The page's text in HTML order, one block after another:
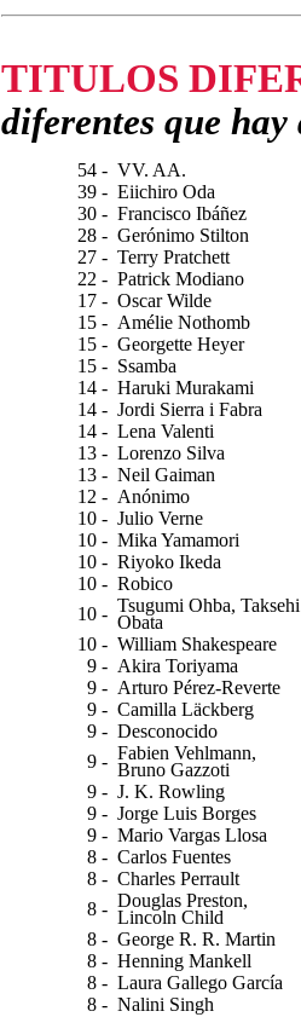
TITULOS
diferentes que hay
54 - VV. AA.
39 - Eiichiro Oda
30 - Francisco Ibáñez
28 - Gerónimo Stilton
27 - Terry Pratchett
22 - Patrick Modiano
17 - Oscar Wilde
15 - Amélie Nothomb
15 - Georgette Heyer
15 - Ssamba
14 - Haruki Murakami
14 - Jordi Sierra i Fabra
14 - Lena Valenti
13 - Lorenzo Silva
13 - Neil Gaiman
12 - Anónimo
10 - Julio Verne
10 - Mika Yamamori
10 - Riyoko Ikeda
10 - Robico
10 - Tsugumi Ohba, Taksehi
Obata
10 - William Shakespeare
9 - Akira Toriyama
9 - Arturo Pérez-Reverte
9 - Camilla Läckberg
9 - Desconocido
9 - Fabien Vehlmann,
Bruno Gazzoti
9 - J. K. Rowling
9 - Jorge Luis Borges
9 - Mario Vargas Llosa
8 - Carlos Fuentes
8 - Charles Perrault
8 - Douglas Preston,
Lincoln Child
8 - George R. R. Martin
8 - Henning Mankell
8 - Laura Gallego García
8 - Nalini Singh